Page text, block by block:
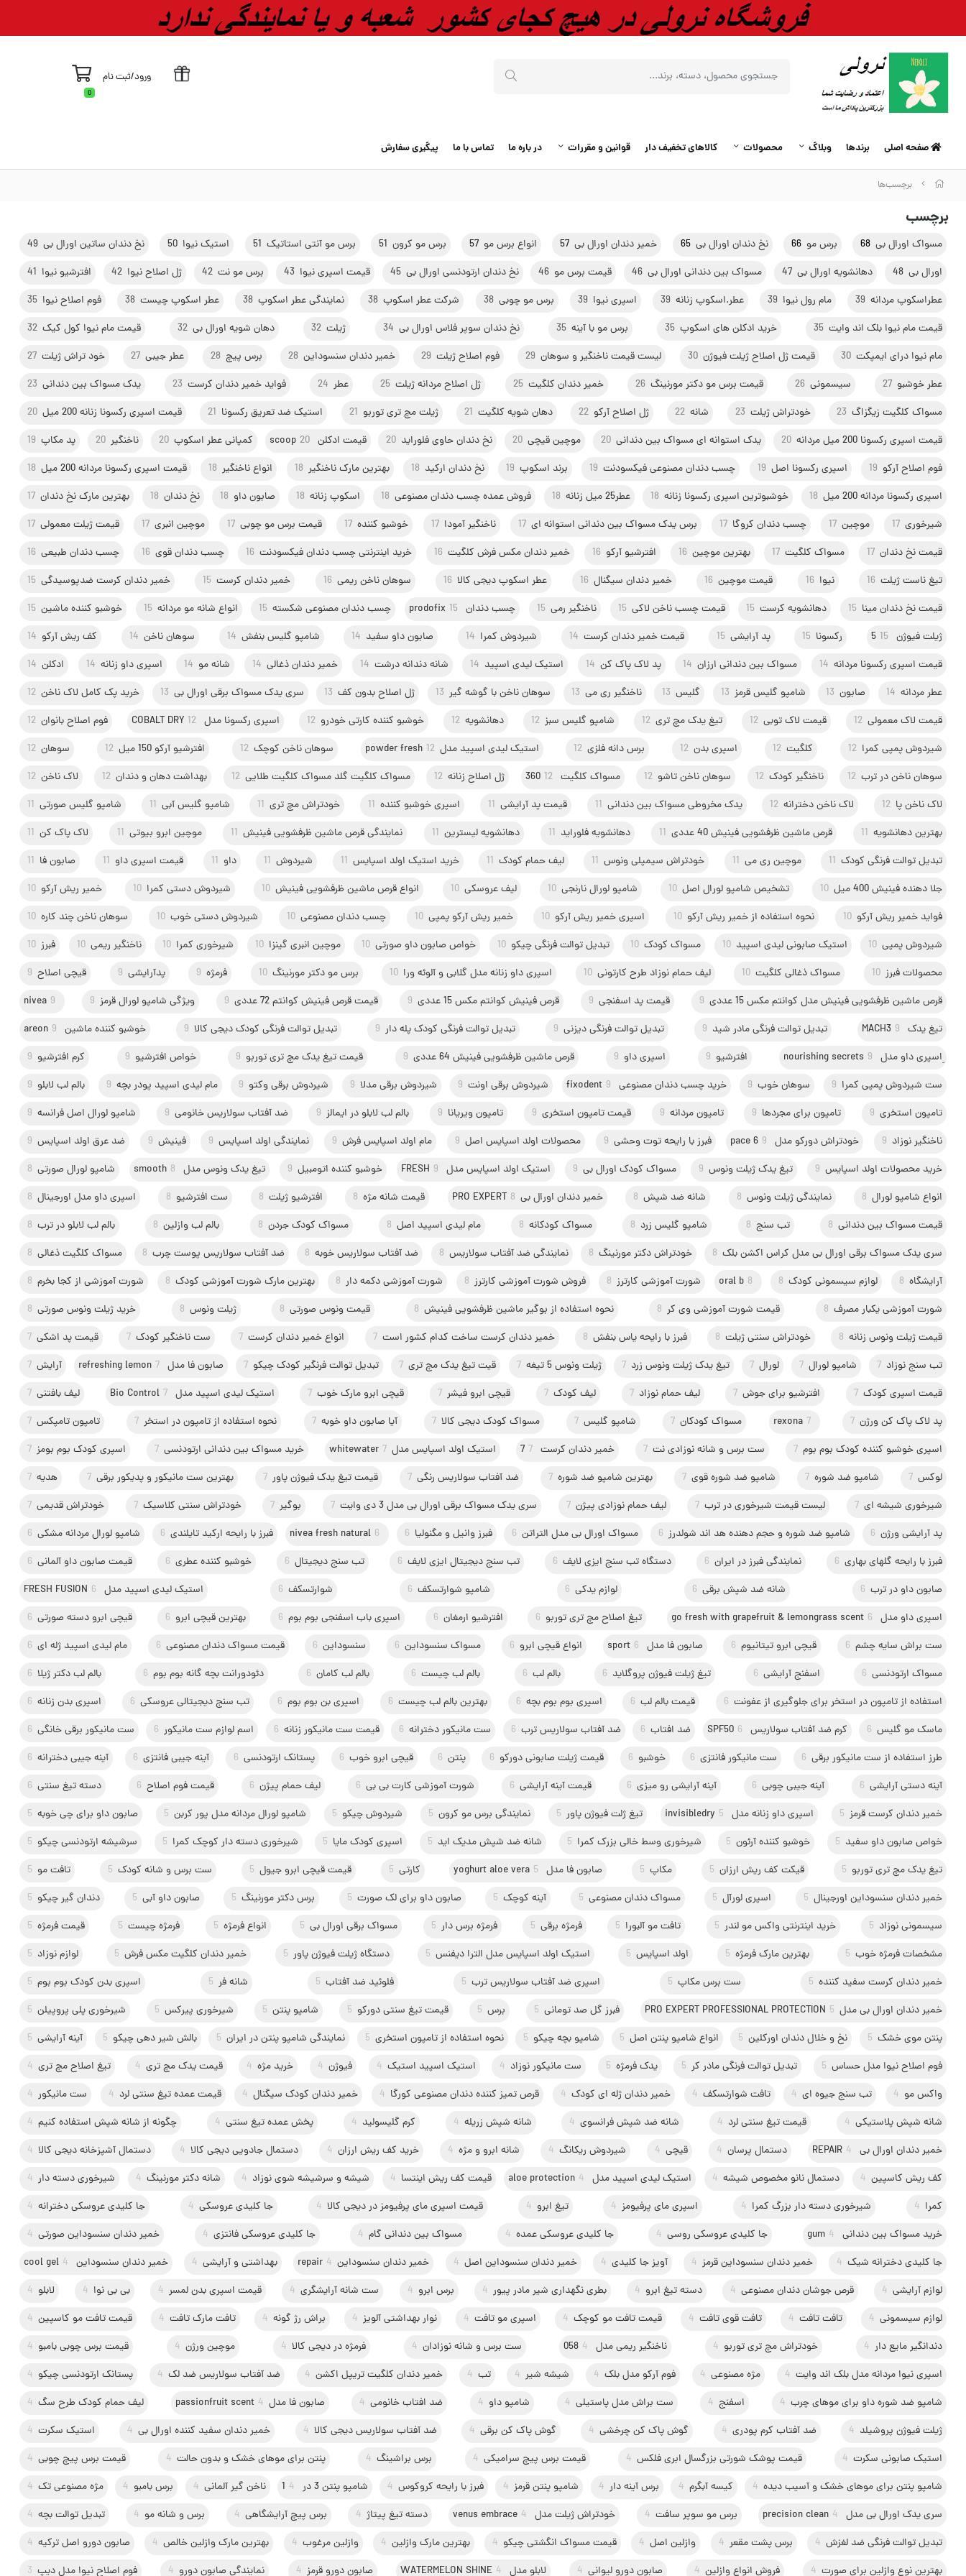
ورود/ثبت نام
0
صفحه اصلی برندها وبلاگ محصولات کالاهای تخفیف دار قوانین و مقررات در باره ما تماس با ما پیگیری سفارش
برچسب‌ها
برچسب
مسواک اورال بی 68 برس مو 66 نخ دندان اورال بی 65 خمیر دندان اورال بی 57 انواع برس مو 57 برس مو کرون 51 برس مو آنتی استاتیک 51 استیک نیوا 50 نخ دندان ساتین اورال بی 49
اورال بی 48 دهانشویه اورال بی 47 مسواک بین دندانی اورال بی 46 قیمت برس مو 46 نخ دندان ارتودنسی اورال بی 45 قیمت اسپری نیوا 43 برس مو نت 42 ژل اصلاح نیوا 42 افترشیو نیوا 41
عطراسکوپ مردانه 39 مام رول نیوا 39 عطر.اسکوپ زنانه 39 اسپری نیوا 39 برس مو چوبی 38 شرکت عطر اسکوپ 38 نمایندگی عطر اسکوپ 38 عطر اسکوپ چیست 38 فوم اصلاح نیوا 35
قیمت مام نیوا بلک اند وایت 35 خرید ادکلن های اسکوپ 35 برس مو با آینه 35 نخ دندان سوپر فلاس اورال بی 34 ژیلت 32 دهان شویه اورال بی 32 قیمت مام نیوا کول کیک 32
مام نیوا درای ایمپکت 30 قیمت ژل اصلاح ژیلت فیوژن 30 لیست قیمت ناخنگیر و سوهان 29 فوم اصلاح ژیلت 29 خمیر دندان سنسوداین 28 برس پیچ 28 عطر جیبی 27 خود تراش ژیلت 27
عطر خوشبو 27 سیسمونی 26 قیمت برس مو دکتر مورنینگ 26 خمیر دندان کلگیت 25 ژل اصلاح مردانه ژیلت 25 عطر 24 فواید خمیر دندان کرست 23 یدک مسواک بین دندانی 23
مسواک کلگیت زیگزاگ 23 خودتراش ژیلت 23 شانه 22 ژل اصلاح آرکو 22 دهان شویه کلگیت 21 ژیلت مچ تری توربو 21 استیک ضد تعریق رکسونا 21 قیمت اسپری رکسونا زنانه 200 میل
20
قیمت اسپری رکسونا 200 میل مردانه
20 یدک استوانه ای مسواک بین دندانی 20 موچین قیچی 20 نخ دندان حاوی فلوراید 20 قیمت ادکلن scoop 20 کمپانی عطر اسکوپ 20 ناخنگیر 20 پد مکاپ 19
فوم اصلاح آرکو 19 اسپری رکسونا اصل 19 چسب دندان مصنوعی فیکسودنت 19 برند اسکوپ 19 نخ دندان ارکید 18 بهترین مارک ناخنگیر 18 انواع ناخنگیر 18 قیمت اسپری رکسونا مردانه 200 میل
18
اسپری رکسونا مردانه 200 میل
18 خوشبوترین اسپری رکسونا زنانه 18 عطر25 میل زنانه 18 فروش عمده چسب دندان مصنوعی 18 اسکوپ زنانه 18 صابون داو 18 نخ دندان 18 بهترین مارک نخ دندان 17
شیرخوری 17 موچین 17 چسب دندان کروگا 17 برس یدک مسواک بین دندانی استوانه ای 17 ناخنگیر آمودا 17 خوشبو کننده 17 قیمت برس مو چوبی 17 موچین انبری 17 قیمت ژیلت معمولی 17
قیمت نخ دندان 17 مسواک کلگیت 17 بهترین موچین 16 افترشیو آرکو 16 خمیر دندان مکس فرش کلگیت 16 خرید اینترنتی چسب دندان فیکسودنت 16 چسب دندان قوی 16 چسب دندان طبیعی 16
تیغ ناست ژیلت 16 نیوا 16 قیمت موچین 16 خمیر دندان سیگنال 16 عطر اسکوپ دیجی کالا 16 سوهان ناخن ریمی 16 خمیر دندان کرست 15 خمیر دندان کرست ضدپوسیدگی 15
قیمت نخ دندان مینا 15 دهانشویه کرست 15 قیمت چسب ناخن لاکی 15 ناخنگیر رمی 15 چسب دندان prodofix 15 چسب دندان مصنوعی شکسته 15 انواع شانه مو مردانه 15 خوشبو کننده ماشین 15
ژیلت فیوژن 5 15 رکسونا 15 پد آرایشی 15 قیمت خمیر دندان کرست 14 شیردوش کمرا 14 صابون داو سفید 14 شامپو گلیس بنفش 14 سوهان ناخن 14 کف ریش آرکو 14
قیمت اسپری رکسونا مردانه 14 مسواک بین دندانی ارزان 14 پد لاک پاک کن 14 استیک لیدی اسپید 14 شانه دندانه درشت 14 خمیر دندان ذغالی 14 شانه مو 14 اسپری داو زنانه 14 ادکلن 14
عطر مردانه 14 صابون 13 شامپو گلیس قرمز 13 گلیس 13 ناخنگیر ری می 13 سوهان ناخن با گوشه گیر 13 ژل اصلاح بدون کف 13 سری یدک مسواک برقی اورال بی 13 خرید پک کامل لاک ناخن 12
قیمت لاک معمولی 12 قیمت لاک توبی 12 تیغ یدک مچ تری 12 شامپو گلیس سبز 12 دهانشویه 12 خوشبو کننده کارتی خودرو 12 اسپری رکسونا مدل COBALT DRY 12 فوم اصلاح بانوان 12
شیردوش پمپی کمرا 12 کلگیت 12 اسپری بدن 12 برس دانه فلزی 12 استیک لیدی اسپید مدلpowder fresh 12 سوهان ناخن کوچک 12 افترشیو آرکو 150 میل 12 سوهان 12
سوهان ناخن در ترب 12 ناخنگیر کودک 12 سوهان ناخن تاشو 12 مسواک کلگیت 360 12 ژل اصلاح زنانه 12 مسواک کلگیت گلد مسواک کلگیت طلایی 12 بهداشت دهان و دندان 12 لاک ناخن 12
لاک ناخن پا 12 لاک ناخن دخترانه 12 یدک مخروطی مسواک بین دندانی 11 قیمت پد آرایشی 11 اسپری خوشبو کننده 11 خودتراش مچ تری 11 شامپو گلیس آبی 11 شامپو گلیس صورتی 11
بهترین دهانشویه 11 قرص ماشین ظرفشویی فینیش 40 عددی 11 دهانشویه فلوراید 11 دهانشویه لیسترین 11 نمایندگی قرص ماشین ظرفشویی فینیش 11 موچین ابرو بیوتی 11 لاک پاک کن 11
تبدیل توالت فرنگی کودک 11 موچین ری می 11 خودتراش سیمپلی ونوس 11 لیف حمام کودک 11 خرید استیک اولد اسپایس 11 شیردوش 11 داو 11 قیمت اسپری داو 11 صابون فا 11
جلا دهنده فینیش 400 میل
10 تشخیص شامپو لورال اصل 10 شامپو لورال نارنجی 10 لیف عروسکی 10 انواع قرص ماشین ظرفشویی فینیش 10 شیردوش دستی کمرا 10 خمیر ریش آرکو 10
فواید خمیر ریش آرکو 10 نحوه استفاده از خمیر ریش آرکو 10 اسپری خمیر ریش آرکو 10 خمیر ریش آرکو پمپی 10 چسب دندان مصنوعی 10 شیردوش دستی خوب 10 سوهان ناخن چند کاره 10
شیردوش پمپی 10 استیک صابونی لیدی اسپید 10 مسواک کودک 10 تبدیل توالت فرنگی چیکو 10 خواص صابون داو صورتی 10 موچین انبری گینزا 10 شیرخوری کمرا 10 ناخنگیر ریمی 10 فبرز 10
محصولات فبرز 10 مسواک ذغالی کلگیت 10 لیف حمام نوزاد طرح کارتونی 10 اسپری داو زنانه مدل گلابی و آلوئه ورا 10 برس مو دکتر مورنینگ 10 فرمژه 9 پدآرایشی 9 قیچی اصلاح 9
قرص ماشین ظرفشویی فینیش مدل کوانتم مکس 15 عددی
9 قیمت پد اسفنجی 9 قرص فینیش کوانتم مکس 15 عددی 9 قیمت قرص فینیش کوانتم 72 عددی 9 ویژگی شامپو لورال قرمز 9
nivea 9
تیغ یدک MACH3 9 تبدیل توالت فرنگی مادر شید 9 تبدیل توالت فرنگی دیزنی 9 تبدیل توالت فرنگی کودک پله دار 9 تبدیل توالت فرنگی کودک دیجی کالا 9 خوشبو کننده ماشین areon 9
ِاسپری داو مدل nourishing secrets 9 افترشیو 9 اسپری داو 9 قرص ماشین ظرفشویی فینیش 64 عددی 9 قیمت تیغ یدک مچ تری توربو 9 خواص افترشیو 9 کرم افترشیو 9
ست شیردوش پمپی کمرا 9 سوهان خوب 9 خرید چسب دندان مصنوعی fixodent 9 شیردوش برقی اونت 9 شیردوش برقی مدلا 9 شیردوش برقی وکتو 9 مام لیدی اسپید پودر بچه 9 بالم لب لابلو 9
تامپون استخری 9 تامپون برای مجردها 9 تامپون مردانه 9 قیمت تامپون استخری 9 تامپون ویریانا 9 بالم لب لابلو در ایمالز 9 ضد آفتاب سولاریس خانومی 9 شامپو لورال اصل فرانسه 9
ناخنگیر نوزاد 9 خودتراش دورکو مدل pace 6 9 فبرز با رایحه توت وحشی 9 محصولات اولد اسپایس اصل 9 مام اولد اسپایس فرش 9 نمایندگی اولد اسپایس 9 فینیش 9 ضد عرق اولد اسپایس 9
خرید محصولات اولد اسپایس 9 تیغ یدک ژیلت ونوس 9 مسواک کودک اورال بی 9 استیک اولد اسپایس مدل FRESH 9 خوشبو کننده اتومبیل 9 تیغ یدک ونوس مدل smooth 8 شامپو لورال صورتی 8
انواع شامپو لورال 8 نمایندگی ژیلت ونوس 8 شانه ضد شپش 8 خمیر دندان اورال بیPRO EXPERT 8 قیمت شانه مژه 8 افترشیو ژیلت 8 ست افترشیو 8 اسپری داو مدل اورجینال 8
قیمت مسواک بین دندانی 8 تب سنج 8 شامپو گلیس زرد 8 مسواک کودکانه 8 مام لیدی اسپید اصل 8 مسواک کودک جردن 8 بالم لب وازلین 8 بالم لب لابلو در ترب 8
سری یدک مسواک برقی اورال بی مدل کراس اکشن بلک 8 خودتراش دکتر مورنینگ 8 نمایندگی ضد آفتاب سولاریس 8 ضد آفتاب سولاریس خوبه 8 ضد آفتاب سولاریس پوست چرب 8 مسواک کلگیت ذغالی 8
آرایشگاه 8 لوازم سیسمونی کودک 8
oral b 8 شورت آموزشی کارترز 8 فروش شورت آموزشی کارترز 8 شورت آموزشی دکمه دار 8 بهترین مارک شورت آموزشی کودک 8 شورت آموزشی از کجا بخرم 8
شورت آموزشی یکبار مصرف 8 قیمت شورت آموزشی وی کر 8 نحوه استفاده از بوگیر ماشین ظرفشویی فینیش 8 قیمت ونوس صورتی 8 ژیلت ونوس 8 خرید ژیلت ونوس صورتی 8
قیمت ژیلت ونوس زنانه 8 خودتراش سنتی ژیلت 8 فبرز با رایحه یاس بنفش 8 خمیر دندان کرست ساخت کدام کشور است 7 انواع خمیر دندان کرست 7 ست ناخنگیر کودک 7 قیمت پد اشکی 7
تب سنج نوزاد 7 شامپو لورال 7 لورال 7 تیغ یدک ژیلت ونوس زرد 7 ژیلت ونوس 5 تیغه 7 قیت تیغ یدک مچ تری 7 تبدیل توالت فرنگیر کودک چیکو 7 صابون فا مدل refreshing lemon 7 آرایش 7
قیمت اسپری کودک 7 افترشیو برای جوش 7 لیف حمام نوزاد 7 لیف کودک 7 قیچی ابرو فیشر 7 قیچی ابرو مارک خوب 7 استیک لیدی اسپید مدل Bio Control 7 لیف بافتنی 7
پد لاک پاک کن ورژن 7
rexona 7 مسواک کودکان 7 شامپو گلیس 7 مسواک کودک دیجی کالا 7 آیا صابون داو خوبه 7 نحوه استفاده از تامپون در استخر 7 تامپون تامپکس 7
اسپری خوشبو کننده کودک بوم بوم 7 ست برس و شانه نوزادی نت 7 خمیر دندان کرست 7 7 استیک اولد اسپایس مدلwhitewater 7 خرید مسواک بین دندانی ارتودنسی 7 اسپری کودک بوم بومز 7
لوکس 7 شامپو ضد شوره 7 شامپو ضد شوره قوی 7 بهترین شامپو ضد شوره 7 ضد آفتاب سولاریس رنگی 7 قیمت تیغ یدک فیوژن پاور 7 بهترین ست مانیکور و پدیکور برقی 7 هدیه 7
شیرخوری شیشه ای 7 لیست قیمت شیرخوری در ترب 7 لیف حمام نوزادی پیژن 7 سری یدک مسواک برقی اورال بی مدل 3 دی وایت 7 بوگیر 7 خودتراش سنتی کلاسیک 7 خودتراش قدیمی 7
پد آرایشی ورژن 6 شامپو ضد شوره و حجم دهنده هد اند شولدرز 6 مسواک اورال بی مدل التراتن 6 فبرز وانیل و مگنولیا 6
nivea fresh natural 6 فبرز با رایحه ارکید تایلندی 6 شامپو لورال مردانه مشکی 6
فبرز با رایحه گلهای بهاری 6 نمایندگی فبرز در ایران 6 دستگاه تب سنج ایزی لایف 6 تب سنج دیجیتال ایزی لایف 6 تب سنج دیجیتال 6 خوشبو کننده عطری 6 قیمت صابون داو آلمانی 6
صابون داو در ترب 6 شانه ضد شپش برقی 6 لوازم یدکی 6 شامپو شوارتسکف 6 شوارتسکف 6 استیک لیدی اسپید مدل FRESH FUSION 6
اسپری داو مدل go fresh with grapefruit & lemongrass scent 6 تیغ اصلاح مچ تری توربو 6 افترشیو ارمغان 6 اسپری باب اسفنجی بوم بوم 6 بهترین قیچی ابرو 6 قیچی ابرو دسته صورتی 6
ست براش سایه چشم 6 قیچی ابرو تیتانیوم 6 صابون فا مدل sport 6 انواع قیچی ابرو 6 مسواک سنسوداین 6 سنسوداین 6 قیمت مسواک دندان مصنوعی 6 مام لیدی اسپید ژله ای 6
مسواک ارتودنسی 6 اسفنج آرایشی 6 تیغ ژیلت فیوژن پروگلاید 6 بالم لب 6 بالم لب چیست 6 بالم لب کامان 6 دئودورانت بچه گانه بوم بوم 6 بالم لب دکتر ژیلا 6
استفاده از تامپون در استخر برای جلوگیری از عفونت 6 قیمت بالم لب 6 اسپری بوم بوم بچه 6 بهترین بالم لب چیست 6 اسپری بن بوم بوم 6 تب سنج دیجیتالی عروسکی 6 اسپری بدن زنانه 6
ماسک مو گلیس 6 کرم ضد آفتاب سولاریس SPF50 6 ضد افتاب 6 ضد آفتاب سولاریس ترب 6 ست مانیکور دخترانه 6 قیمت ست مانیکور زنانه 6 اسم لوازم ست مانیکور 6 ست مانیکور برقی خانگی 6
طرز استفاده از ست مانیکور برقی 6 ست مانیکور فانتزی 6 خوشبو 6 قیمت ژیلت صابونی دورکو 6 پنتن 6 قیچی ابرو خوب 6 پستانک ارتودنسی 6 آینه جیبی فانتزی 6 آینه جیبی دخترانه 6
آینه دستی آرایشی 6 آینه جیبی چوبی 6 آینه آرایشی رو میزی 6 قیمت آینه آرایشی 6 شورت آموزشی کارت بی بی 6 لیف حمام پیژن 6 قیمت فوم اصلاح 6 دسته تیغ سنتی 6
خمیر دندان کرست قرمز 5 اسپری داو زنانه مدل invisibledry 5 تیغ ژلت فیوژن پاور 5 نمایندگی برس مو کرون 5 شیردوش چیکو 5 شامپو لورال مردانه مدل پور کربن 5 صابون داو برای چی خوبه 5
خواص صابون داو سفید 5 خوشبو کننده آرئون 5 شیرخوری وسط خالی بزرک کمرا 5 شانه ضد شپش مدیک اید 5 اسپری کودک مایا 5 شیرخوری دسته دار کوچک کمرا 5 سرشیشه ارتودنسی چیکو 5
تیغ یدک مچ تری توربو 5 قیکت کف ریش ارزان 5 مکاپ 5 صابون فا مدل yoghurt aloe vera 5 کارتی 5 قیمت قیچی ابرو جیول 5 ست برس و شانه کودک 5 تافت مو 5
خمیر دندان سنسوداین اورجینال 5 اسپری لورآل 5 مسواک دندان مصنوعی 5 آینه کوچک 5 صابون داو برای لک صورت 5 برس دکتر مورنینگ 5 صابون داو آبی 5 دندان گیر چیکو 5
سیسمونی نوزاد 5 خرید اینترنتی واکس مو لندر 5 تافت مو آلبورا 5 فرمژه برقی 5 فرمژه برس دار 5 مسواک برقی اورال بی 5 انواع فرمژه 5 فرمژه چیست 5 قیمت فرمژه 5
مشخصات فرمژه خوب 5 بهترین مارک فرمژه 5 اولد اسپایس 5 استیک اولد اسپایس مدل الترا دیفنس 5 دستگاه ژیلت فیوژن پاور 5 خمیر دندان کلگیت مکس فرش 5 لوازم نوزاد 5
خمیر دندان کرست سفید کننده 5 ست برس مکاپ 5 اسپری ضد آفتاب سولاریس ترب 5 فلوئید ضد آفتاب 5 شانه فر 5 اسپری بدن کودک بوم بوم 5
خمیر دندان اورال بی مدلPRO EXPERT PROFESSIONAL PROTECTION 5 فبرز گل صد تومانی 5 برس 5 قیمت تیغ سنتی دورکو 5 شامپو پنتن 5 شیرخوری پیرکس 5 شیرخوری پلی پروپیلن 5
پنتن موی خشک 5 نخ و خلال دندان اورکلین 5 انواع شامپو پنتن اصل 5 شامپو بچه چیکو 5 نحوه استفاده از تامپون استخری 5 نمایندگی شامپو پنتن در ایران 5 بالش شیر دهی چیکو 5 آینه آرایشی 5
فوم اصلاح نیوا مدل حساس 5 تبدیل توالت فرنگی مادر کر 5 یدک فرمژه 5 ست مانیکور نوزاد 4 استیک اسپید استیک 4 فیوژن 4 خرید مژه 4 قیمت یدک مچ تری 4 تیغ اصلاح مچ تری 4
واکس مو 4 تب سنج جیوه ای 4 تافت شوارتسکف 4 خمیر دندان ژله ای کودک 4 قرص تمیز کننده دندان مصنوعی کورگا 4 خمیر دندان کودک سیگنال 4 قیمت عمده تیغ سنتی لرد 4 ست مانیکور 4
شانه شپش پلاستیکی 4 قیمت تیغ سنتی لرد 4 شانه ضد شپش فرانسوی 4 شانه شپش زریله 4 کرم گلیسولید 4 پخش عمده تیغ سنتی 4 چگونه از شانه شپش استفاده کنیم 4
خمیر دندان اورال بی REPAIR 4 دستمال پرسان 4 قیچی 4 شیردوش ریکانگ 4 شانه ابرو و مژه 4 خرید کف ریش ارزان 4 دستمال جادویی دیجی کالا 4 دستمال آشپزخانه دیجی کالا 4
کف ریش کاسپین 4 دستمال نانو مخصوص شیشه 4 استیک لیدی اسپید مدل aloe protection 4 قیمت کف ریش اینتسا 4 شیشه و سرشیشه شوی نوزاد 4 شانه دکتر مورنینگ 4 شیرخوری دسته دار 4
کمرا 4 شیرخوری دسته دار بزرگ کمرا 4 اسپری مای پرفیومز 4 تیغ ابرو 4 قیمت اسپری مای پرفیومز در دیجی کالا 4 جا کلیدی عروسکی 4 جا کلیدی عروسکی دخترانه 4
خرید مسواک بین دندانی gum 4 جا کلیدی عروسکی روسی 4 جا کلیدی عروسکی عمده 4 مسواک بین دندانی گام 4 جا کلیدی عروسکی فانتزی 4 خمیر دندان سنسوداین صورتی 4
جا کلیدی دخترانه شیک 4 خمیر دندان سنسوداین قرمز 4 آویز جا کلیدی 4 خمیر دندان سنسوداین اصل 4 خمیر دندان سنسوداینrepair 4 بهداشتی و آرایشی 4 خمیر دندان سنسوداین cool gel 4
لوازم آرایشی 4 قرص جوشان دندان مصنوعی 4 دسته تیغ ابرو 4 بطری نگهداری شیر مادر پیور 4 برس ابرو 4 ست شانه آرایشگری 4 قیمت اسپری بدن لمسر 4 بی بی نوا 4 لابلو 4
لوازم سیسمونی 4 تافت تافت 4 تافت قوی تافت 4 قیمت تافت مو کوچک 4 اسپری مو تافت 4 نوار بهداشتی آلویز 4 براش رژ گونه 4 تافت مارک تافت 4 قیمت تافت مو کاسپین 4
دندانگیر مایع دار 4 خودتراش مچ تری توربو 4 ناخنگیر ریمی مدل 058 4 ست برس و شانه نوزادان 4 فرمژه در دیجی کالا 4 موچین ورژن 4 قیمت برس چوبی بامبو 4
اسپری نیوا مردانه مدل بلک اند وایت 4 مژه مصنوعی 4 فوم آرکو مدل بلک 4 شیشه شیر 4 تب 4 خمیر دندان کلگیت تریپل اکشن 4 ضد آفتاب سولاریس ضد لک 4 پستانک ارتودنسی چیکو 4
شامپو ضد شوره داو برای موهای چرب 4 اسفنج 4 ست براش مدل پاستیلی 4 شامپو داو 4 ضد افتاب خانومی 4 صابون فا مدلpassionfruit scent 4 لیف حمام کودک طرح سگ 4
ژیلت فیوژن پروشیلد 4 ضد آفتاب کرم پودری 4 گوش پاک کن چرخشی 4 گوش پاک کن برقی 4 ضد آفتاب سولاریس دیجی کالا 4 خمیر دندان سفید کننده اورال بی 4 استیک سکرت 4
استیک صابونی سکرت 4 قیمت پوشک شورتی بزرگسال ابری فلکس 4 قیمت برس پیچ سرامیکی 4 برس براشینگ 4 پنتن برای موهای خشک و بدون حالت 4 قیمت برس پیچ چوبی 4
شامپو پنتن برای موهای خشک و آسیب دیده 4 کیسه آبگرم 4 برس آینه دار 4 شامپو پنتن قرمز 4 فبرز با رایحه کروکوس 4 شامپو پنتن 3 در 1 4 ناخن گیر آلمانی 4 برس بامبو 4 مژه مصنوعی تک 4
سری یدک اورال بی مدل precision clean 4 برس مو سوپر سافت 4 خودتراش ژیلت مدل venus embrace 4 دسته تیغ پیتاژ 4 برس پیچ آرایشگاهی 4 برس و شانه مو 4 تبدیل توالت بچه 4
تبدیل توالت فرنگی ضد لغزش 4 برس پشت مقعر 4 وازلین اصل 4 قیمت مسواک انگشتی چیکو 4 بهترین مارک وازلین 4 وازلین مرغوب 4 بهترین مارک وازلین خالص 4 صابون دورو اصل ترکیه 4
بهترین نوع وازلین برای صورت 4 فروش انواع وازلین 4 صابون دورو لیوانی 4 لابلو مدل WATERMELON SHINE 4 صابون دورو قرمز 4 نمایندگی صابون دورو 4 فوم اصلاح نیوا مدل دیپ 3